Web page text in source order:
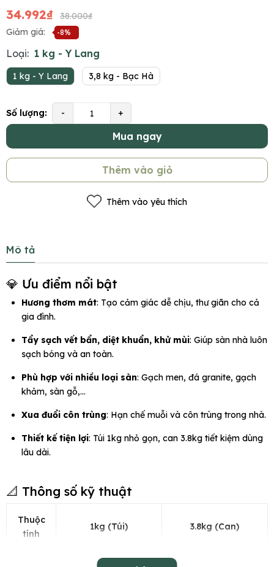
34.992₫
38.000₫
Giảm giá:
-8%
Loại: 1 kg - Y Lang
1 kg - Y Lang 3,8 kg - Bạc Hà
Số lượng: - +
Mua ngay
Thêm vào giỏ
Thêm vào yêu thích
Mô tả
💎 Ưu điểm nổi bật
Hương thơm mát: Tạo cảm giác dễ chịu, thư giãn cho cả
gia đình.
Tẩy sạch vết bẩn, diệt khuẩn, khử mùi: Giúp sàn nhà luôn
sạch bóng và an toàn.
Phù hợp với nhiều loại sàn: Gạch men, đá granite, gạch
khảm, sàn gỗ,...
Xua đuổi côn trùng: Hạn chế muỗi và côn trùng trong nhà.
Thiết kế tiện lợi: Túi 1kg nhỏ gọn, can 3.8kg tiết kiệm dùng
lâu dài.
📐 Thông số kỹ thuật
Thuộc
tính
1kg (Túi) 3.8kg (Can)